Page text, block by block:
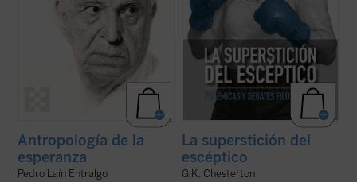
Antropología de la
esperanza
Pedro Laín Entralgo
La superstición del
escéptico
G.K. Chesterton